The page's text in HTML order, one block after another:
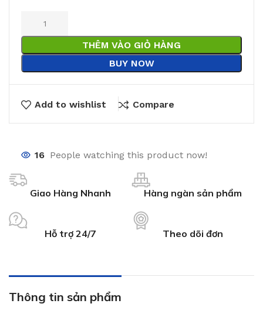
THÊM VÀO GIỎ HÀNG
BUY NOW
Add to wishlist Compare
16 People watching this product now!
Giao Hàng Nhanh Hàng ngàn sản phẩm
Hỗ trợ 24/7 Theo dõi đơn
Thông tin sản phẩm